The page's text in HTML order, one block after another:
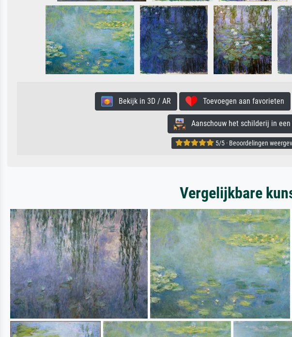
Bekijk in 3D / AR Toevoegen aan favorieten
Aanschouw het schilderij in een
5/5 · Beoordelingen
Vergelijkbare